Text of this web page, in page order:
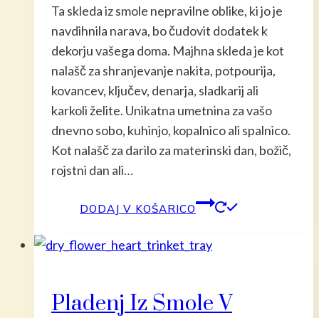
Ta skleda iz smole nepravilne oblike, ki jo je
navdihnila narava, bo čudovit dodatek k
dekorju vašega doma. Majhna skleda je kot
nalašč za shranjevanje nakita, potpourija,
kovancev, ključev, denarja, sladkarij ali
karkoli želite. Unikatna umetnina za vašo
dnevno sobo, kuhinjo, kopalnico ali spalnico.
Kot nalašč za darilo za materinski dan, božič,
rojstni dan ali…
DODAJ V KOŠARICO
Pladenj Iz Smole V